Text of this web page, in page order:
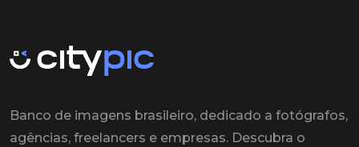
Banco de imagens brasileiro, dedicado a fotógrafos,
agências, freelancers e empresas. Descubra o